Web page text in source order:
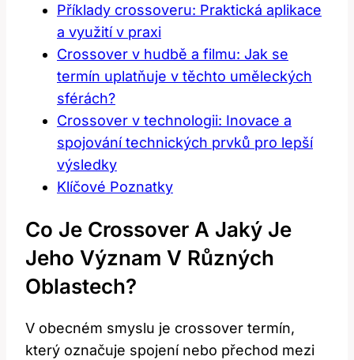
Příklady crossoveru: Praktická aplikace
a využití v praxi
Crossover v hudbě a filmu: Jak se
termín uplatňuje v těchto uměleckých
sférách?
Crossover v technologii: Inovace a
spojování technických prvků pro lepší
výsledky
Klíčové Poznatky
Co Je Crossover A Jaký Je
Jeho Význam V Různých
Oblastech?
V obecném smyslu je crossover termín,
který označuje spojení nebo přechod mezi